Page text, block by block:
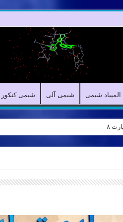
المپیاد شیمی شیمی آلی شیمی کنکور